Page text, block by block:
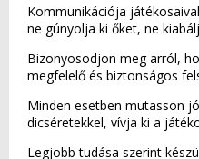
Kommunikációja
ne gúnyolja ki őket, ne
Bizonyosodjon meg arról,
megfelelő és biztonságos
Minden esetben mutasson
dicséretekkel, vívja ki a
Legjobb tudása szerint